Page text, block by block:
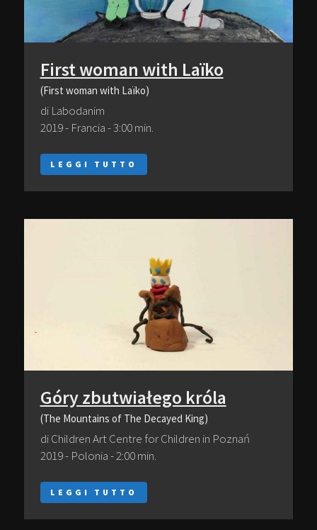
First woman with Laïko
(First woman with Laïko)
di Labodanim
2019 - Francia - 3:00 min.
LEGGI TUTTO
Góry zbutwiałego króla
(The Mountains of The Decayed King)
di Children Art Centre for Children in Poznań
2019 - Polonia - 2:00 min.
LEGGI TUTTO